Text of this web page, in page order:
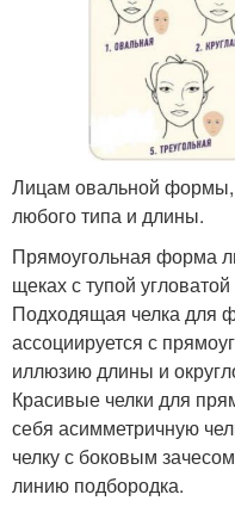
Лицам овальной формы,
любого типа и длины.
Прямоугольная форма
щеках с тупой
Подходящая челка для
ассоциируется с
иллюзию длины и
Красивые челки для
себя асимметричную
челку с боковым
линию подбородка.